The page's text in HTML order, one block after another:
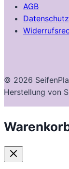
AGB
Datenschutz
© 2026
Herstellung von